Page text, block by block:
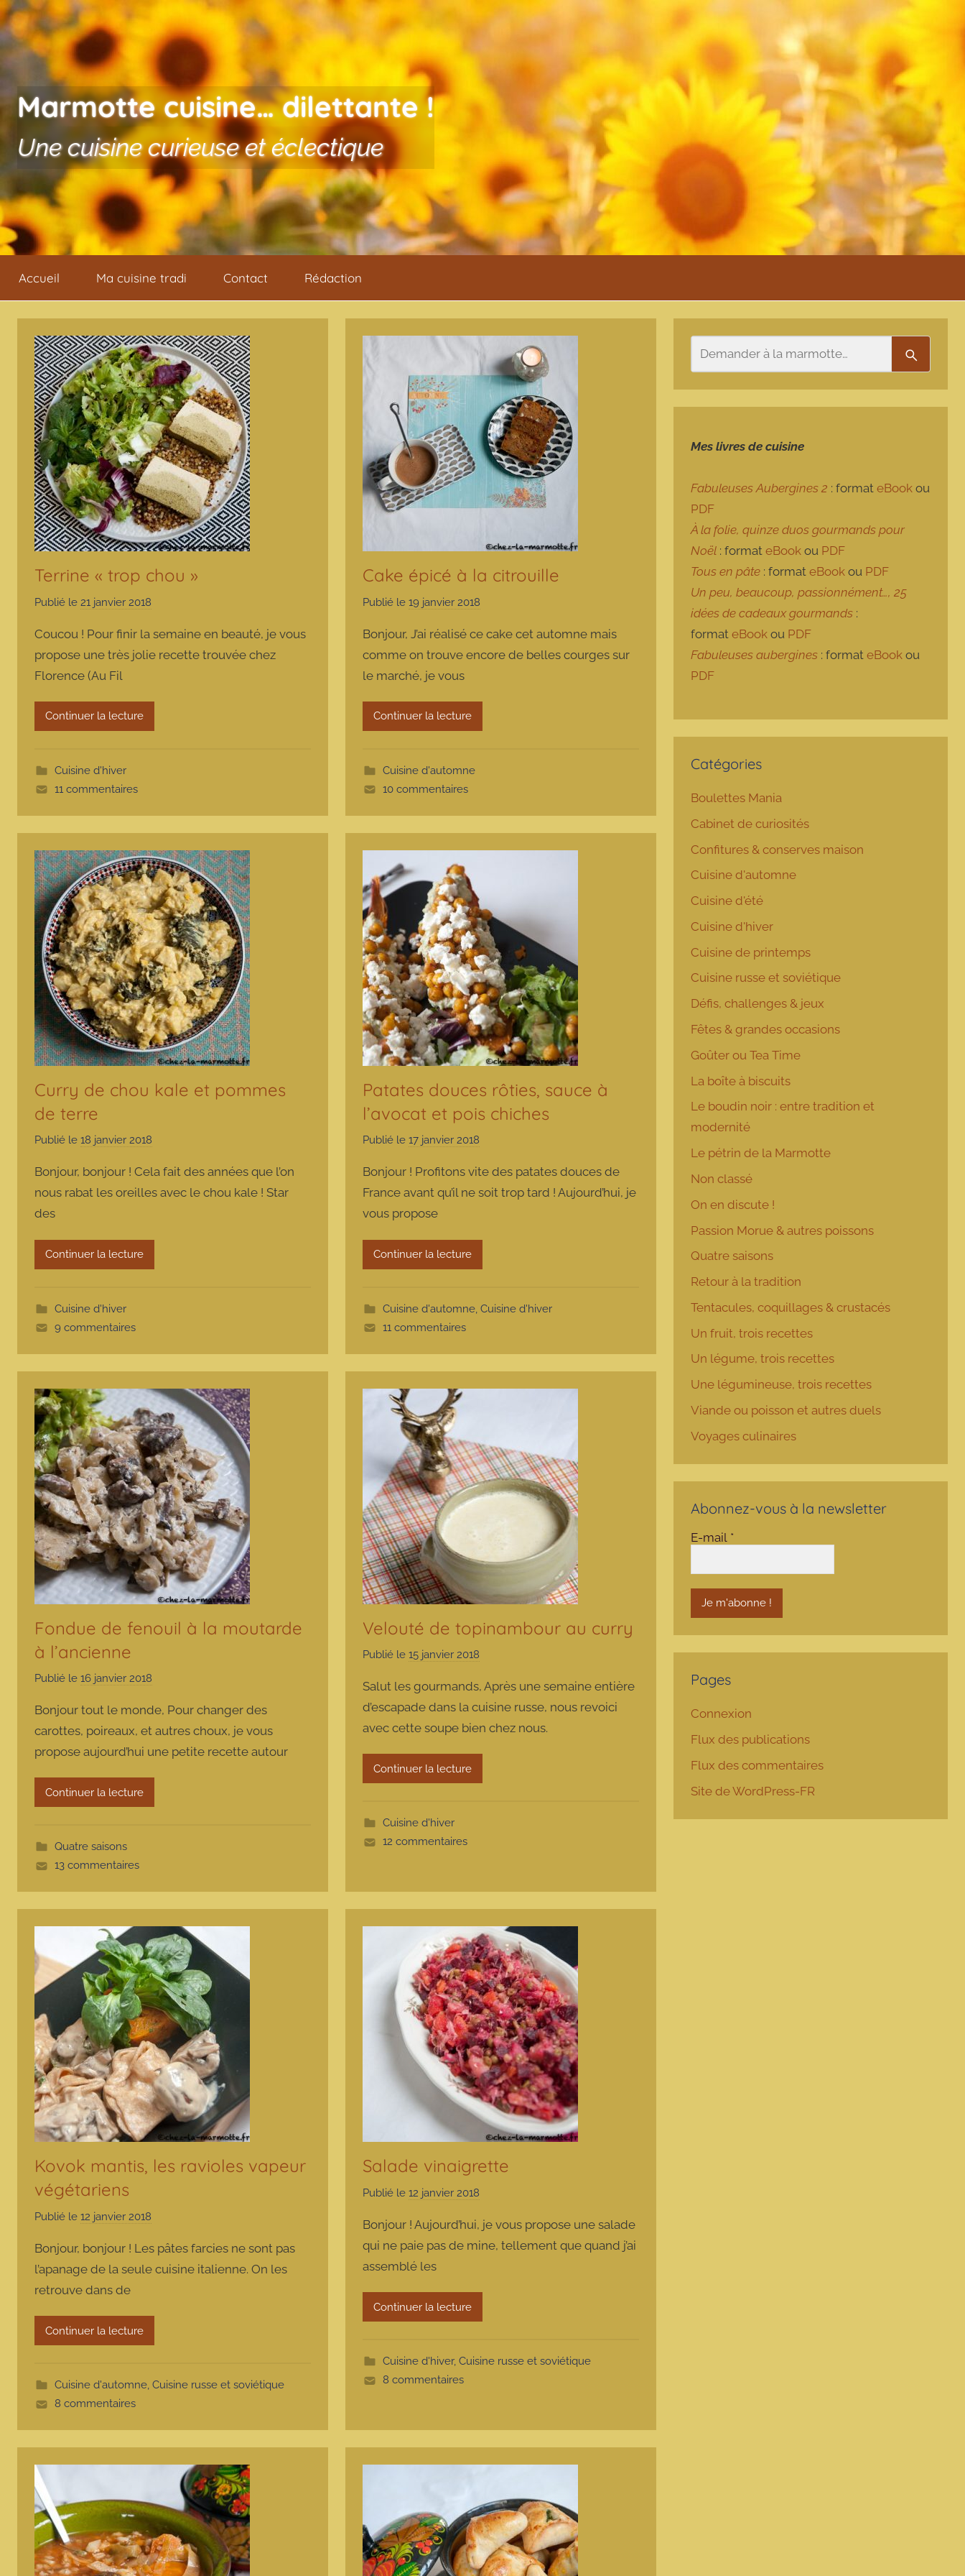
Aller au contenu
Marmotte cuisine… dilettante !
Une cuisine curieuse et éclectique
Accueil Ma cuisine tradi Contact Rédaction
Terrine « trop chou »
Publié le 21 janvier 2018
r
m
o
Coucou ! Pour finir la semaine en beauté, je vous
propose une très jolie recette trouvée chez
Florence (Au Fil
Continuer la lecture
Cuisine d'hiver
11 commentaires
Cake épicé à la citrouille
Publié le19 janvier 2018
r
m
o
Bonjour, J’ai réalisé ce cake cet automne mais
comme on trouve encore de belles courges sur
le marché, je vous
Continuer la lecture
Cuisine d'automne
10 commentaires
Curry de chou kale et pommes
de terre
Publié le 18 janvier 2018
r
m
o
Bonjour, bonjour ! Cela fait des années que l’on
nous rabat les oreilles avec le chou kale ! Star
des
Continuer la lecture
Cuisine d'hiver
9 commentaires
Patates douces rôties, sauce à
l’avocat et pois chiches
Publié le17 janvier 2018
r
m
o
t
Bonjour ! Profitons vite des patates douces de
France avant qu’il ne soit trop tard ! Aujourd’hui, je
vous propose
Continuer la lecture
Cuisine d'automne, Cuisine d'hiver
11 commentaires
Fondue de fenouil à la moutarde
à l’ancienne
Publié le 16 janvier 2018
r
m
a
o
Bonjour tout le monde, Pour changer des
carottes, poireaux, et autres choux, je vous
propose aujourd’hui une petite recette autour
Continuer la lecture
Quatre saisons
13 commentaires
Velouté de topinambour au curry
Publié le15 janvier 2018
r
m
a
o
Salut les gourmands, Après une semaine entière
d’escapade dans la cuisine russe, nous revoici
avec cette soupe bien chez nous.
Continuer la lecture
Cuisine d'hiver
12 commentaires
Kovok mantis, les ravioles vapeur
végétariens
Publié le 12 janvier 2018
r
m
o
t
Bonjour, bonjour ! Les pâtes farcies ne sont pas
l’apanage de la seule cuisine italienne. On les
retrouve dans de
Continuer la lecture
Cuisine d'automne, Cuisine russe et soviétique
8 commentaires
Salade vinaigrette
Publié le12 janvier 2018
r
m
o
t
Bonjour ! Aujourd’hui, je vous propose une salade
qui ne paie pas de mine, tellement que quand j’ai
assemblé les
Continuer la lecture
Cuisine d'hiver, Cuisine russe et soviétique
8 commentaires
Mes livres de cuisine
Fabuleuses Aubergines 2 : formateBook ou
PDF
À la folie, quinze duos gourmands pour
Noël : formateBook ou PDF
Tous en pâte : formateBook ou PDF
Un peu, beaucoup, passionnément…, 25
idées de cadeaux gourmands :
formateBook ou PDF
Fabuleuses aubergines : formateBook ou
PDF
Catégories
Boulettes Mania
Cabinet de curiosités
Confitures & conserves maison
Cuisine d'automne
Cuisine d'été
Cuisine d'hiver
Cuisine de printemps
Cuisine russe et soviétique
Défis, challenges & jeux
Fêtes & grandes occasions
Goûter ou Tea Time
La boîte à biscuits
Le boudin noir : entre tradition et
modernité
Le pétrin de la Marmotte
Non classé
On en discute !
Passion Morue & autres poissons
Quatre saisons
Retour à la tradition
Tentacules, coquillages & crustacés
Un fruit, trois recettes
Un légume, trois recettes
Une légumineuse, trois recettes
Viande ou poisson et autres duels
Voyages culinaires
Abonnez-vous à la newsletter
E-mail *
Pages
Connexion
Flux des publications
Flux des commentaires
Site de WordPress-FR